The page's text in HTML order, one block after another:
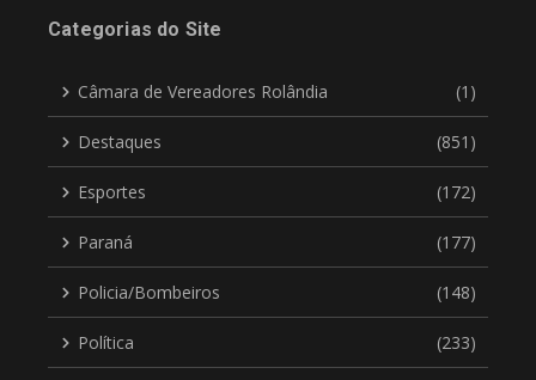
Categorias do Site
Câmara de Vereadores Rolândia (1)
Destaques (851)
Esportes (172)
Paraná (177)
Policia/Bombeiros (148)
Política (233)